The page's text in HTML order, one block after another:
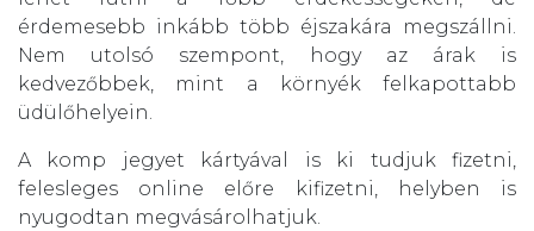
érdemesebb inkább több éjszakára megszállni.
Nem utolsó szempont, hogy az árak is
kedvezőbbek, mint a környék felkapottabb
üdülőhelyein.
A komp jegyet kártyával is ki tudjuk fizetni,
felesleges online előre kifizetni, helyben is
nyugodtan megvásárolhatjuk.